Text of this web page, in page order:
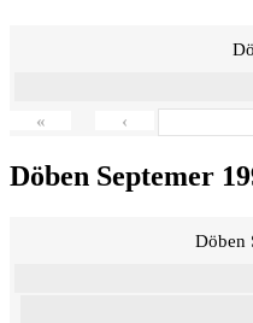
« ‹
Döben Septemer
Döben